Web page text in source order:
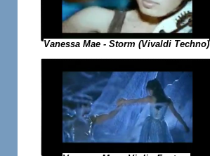
Vanessa Mae - Storm (Vivaldi Techno)